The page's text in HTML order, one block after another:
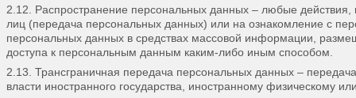
2.12. Распространение персональных данных – любые
лиц (передача персональных данных) или на ознакомление с
персональных данных в средствах массовой информации,
доступа к персональным данным каким-либо иным способом.
2.13. Трансграничная передача персональных данных –
власти иностранного государства, иностранному физическому